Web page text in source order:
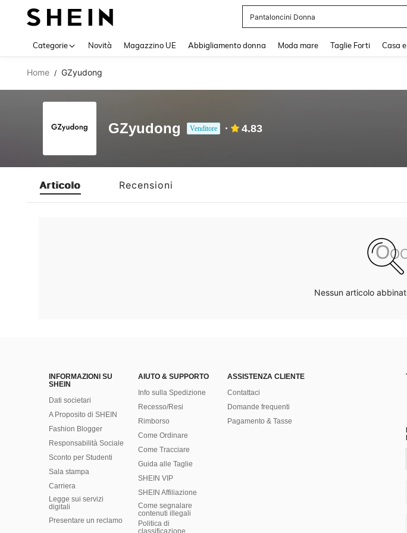
Pantaloncini Donna
Categorie Novità Magazzino UE Abbigliamento donna Moda mare Taglie Forti Casa
Home / GZyudong
GZyudong Venditore 4.83
Articolo Recensioni
Nessun articolo
INFORMAZIONI SU
SHEIN
Dati societari
A Proposito di SHEIN
Fashion Blogger
Responsabilità Sociale
Sconto per Studenti
Sala stampa
Carriera
Legge sui servizi
digitali
Presentare un reclamo
AIUTO & SUPPORTO
Info sulla Spedizione
Recesso/Resi
Rimborso
Come Ordinare
Come Tracciare
Guida alle Taglie
SHEIN VIP
SHEIN Affiliazione
Come segnalare
contenuti illegali
Politica di
classificazione
ASSISTENZA CLIENTE
Contattaci
Domande frequenti
Pagamento & Tasse